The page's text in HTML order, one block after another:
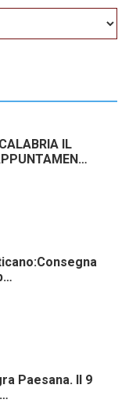
IL
Paesana. Il 9